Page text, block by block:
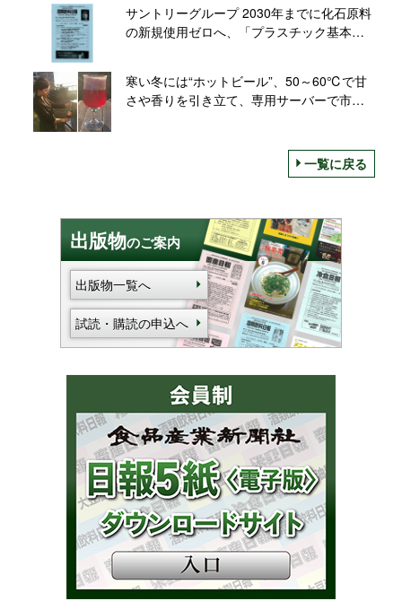
サントリーグループ 2030年までに化石原料
の新規使用ゼロへ、「プラスチック基本方
寒い冬には“ホットビール”、50～60℃で甘
さや香りを引き立て、専用サーバーで市場
一覧に戻る
出版物のご案内
出版物一覧へ
試読・購読の申込へ